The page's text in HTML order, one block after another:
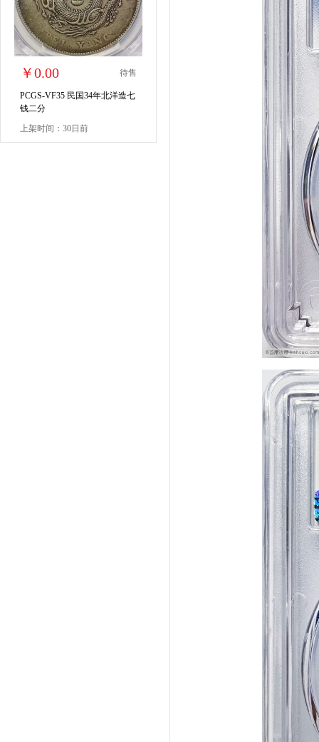
￥0.00 待售
PCGS-VF35 民国34年北洋造七
钱二分
上架时间：30日前